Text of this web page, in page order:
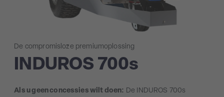
De compromisloze premiumoplossing
INDUROS 700s
Als u geen concessies wilt doen: De INDUROS 700s